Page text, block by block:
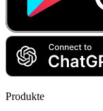
Produkte